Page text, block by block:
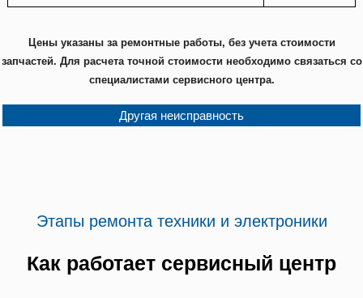
Цены указаны за ремонтные работы, без учета стоимости
запчастей. Для расчета точной стоимости необходимо связаться со
специалистами сервисного центра.
Другая неисправность
Этапы ремонта техники и электроники
Как работает сервисный центр